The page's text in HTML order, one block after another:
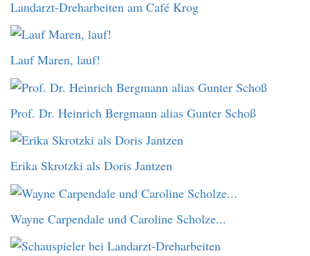
Landarzt-Dreharbeiten am Café Krog
Lauf Maren, lauf!
Prof. Dr. Heinrich Bergmann alias Gunter Schoß
Erika Skrotzki als Doris Jantzen
Wayne Carpendale und Caroline Scholze...